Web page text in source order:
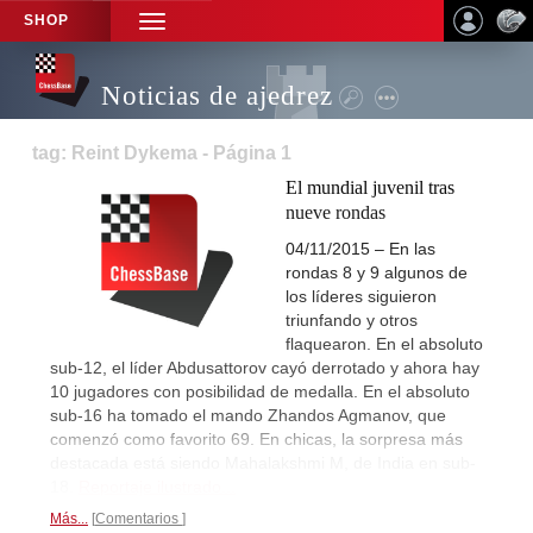
SHOP
TOGGLE
NAVIGATION
Noticias de ajedrez
tag: Reint Dykema - Página 1
El mundial juvenil tras
nueve rondas
04/11/2015 – En las
rondas 8 y 9 algunos de
los líderes siguieron
triunfando y otros
flaquearon. En el absoluto
sub-12, el líder Abdusattorov cayó derrotado y ahora hay
10 jugadores con posibilidad de medalla. En el absoluto
sub-16 ha tomado el mando Zhandos Agmanov, que
comenzó como favorito 69. En chicas, la sorpresa más
Más... Comentarios